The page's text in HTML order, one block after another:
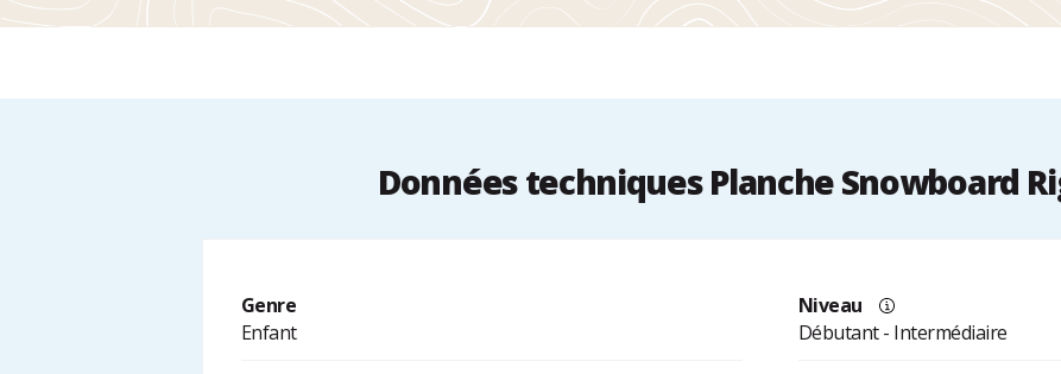
Données techniques Planche Snowboard
Genre
Enfant
Niveau
Débutant - Intermédiaire